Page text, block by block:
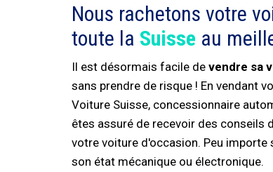
Nous rachetons votre
toute la Suisse au
Il est désormais facile de vendre sa
sans prendre de risque ! En vendant
Voiture Suisse, concessionnaire
êtes assuré de recevoir des conseils
votre voiture d'occasion. Peu importe
son état mécanique ou électronique.